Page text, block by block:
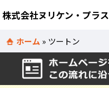
株式会社ヌリケン・プラス
ホーム » ツートン